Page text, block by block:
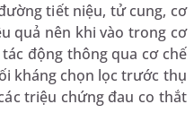
tiết niệu, tử cung, cơ
quả nên khi vào trong cơ
động thông qua cơ chế
kháng chọn lọc trước thụ
triệu chứng đau co thắt